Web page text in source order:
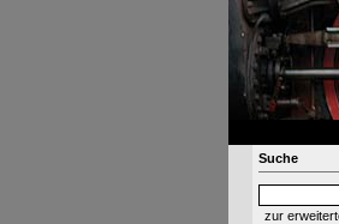
Suche
zur